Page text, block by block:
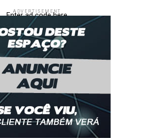
ADVERTISEMENT
Enter ad code here